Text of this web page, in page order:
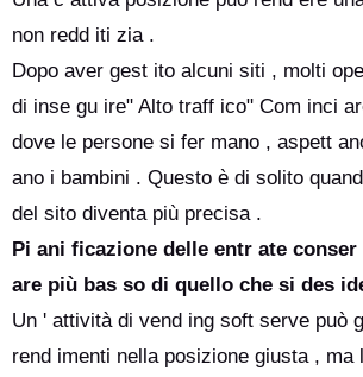
non redd iti zia .
Dopo aver gest ito alcuni siti , molti
di inse gu ire" Alto traff ico" Com inci
dove le persone si fer mano , aspett
ano i bambini . Questo è di solito
del sito diventa più precisa .
Pi ani ficazione delle entr ate
are più bas so di quello che si des
Un ' attività di vend ing soft serve può
rend imenti nella posizione giusta , ma